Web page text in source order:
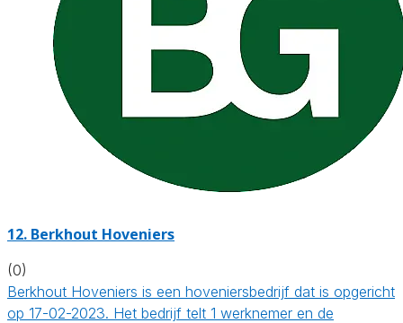
12. Berkhout Hoveniers
(0)
Berkhout Hoveniers is een hoveniersbedrijf dat is opgericht
op 17-02-2023. Het bedrijf telt 1 werknemer en de